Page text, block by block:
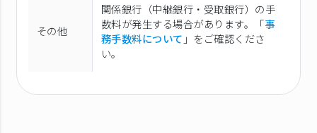
その他
関係銀行（中継銀行・受取銀行）の手
数料が発生する場合があります。「事
務手数料について 」をご確認くださ
い。